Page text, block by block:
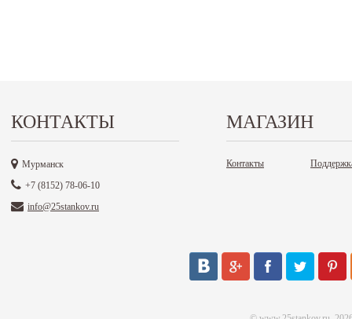
КОНТАКТЫ
Мурманск
+7 (8152) 78-06-10
info@25stankov.ru
МАГАЗИН
Контакты